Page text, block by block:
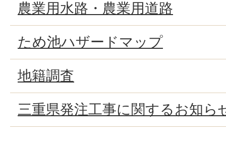
農業用水路・農業用道路
ため池ハザードマップ
地籍調査
三重県発注工事に関するお知ら